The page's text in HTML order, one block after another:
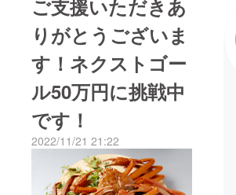
ご支援いただきあ
りがとうございま
す！ネクストゴー
ル50万円に挑戦中
です！
2022/11/21 21:22